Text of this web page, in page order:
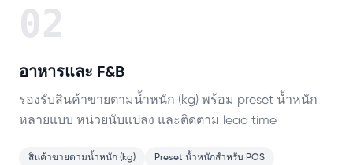
02
อาหารและ F&B
รองรับสินค้าขายตามน้ำหนัก (kg) พร้อม preset น้ำหนัก
หลายแบบ หน่วยนับแปลง และติดตาม lead time
สินค้าขายตามน้ำหนัก (kg) Preset น้ำหนักสำหรับ POS